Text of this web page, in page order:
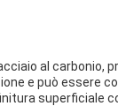
al carbonio,
e può essere
superficiale